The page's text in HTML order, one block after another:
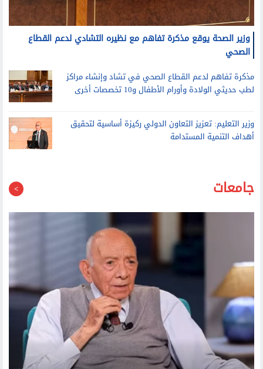
مذكرة تفاهم لدعم القطاع الصحي في تشاد وإنشاء مراكز
لطب حديثي الولادة وأورام الأطفال و10 تخصصات أخرى
وزير التعليم: تعزيز التعاون الدولي ركيزة أساسية لتحقيق
أهداف التنمية المستدامة
جامعات
جامعة المنصورة تنفي وفاة العالم الدكتور محمد غنيم
التعليم العالي: إقبال متزايد على تسجيل رغبات المرحلة
الأولى للتنسيق الإلكتروني